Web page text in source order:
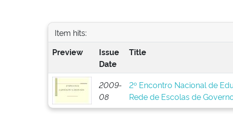
Item hits:
Preview
Issue
Date
Title
2009-
08
2º Encontro Nacional de
Rede de Escolas de